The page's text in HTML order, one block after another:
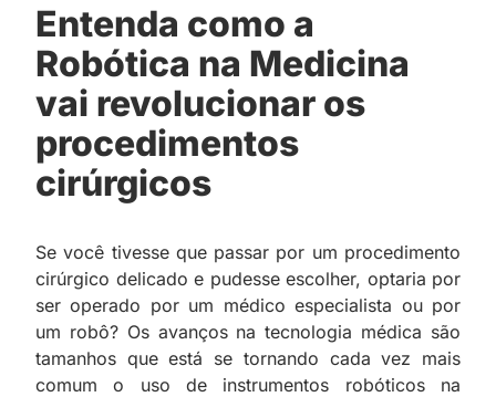
Entenda como a
Robótica na Medicina
vai revolucionar os
procedimentos
cirúrgicos
Se você tivesse que passar por um procedimento
cirúrgico delicado e pudesse escolher, optaria por
ser operado por um médico especialista ou por
um robô? Os avanços na tecnologia médica são
tamanhos que está se tornando cada vez mais
comum o uso de instrumentos robóticos na